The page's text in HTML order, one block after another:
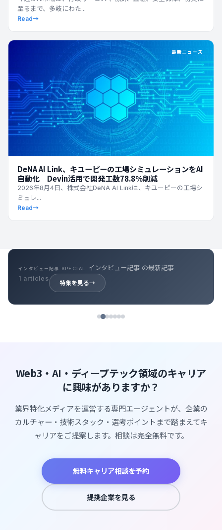
至るまで、多岐にわた...
Read→
最新ニュース
DeNA AI Link、キユーピーの工場シミュレーションをAI
自動化 Devin活用で開発工数78.8％削減
2026年8月4日、株式会社DeNA AI Linkは、キユーピーの工場シ
ミュレ...
Read→
インタビュー記事 SPECIAL インタビュー記事 の最新記事
1 articles
特集を見る→
Web3・AI・ディープテック領域のキャリア
に興味がありますか？
業界特化メディアを運営する専門エージェントが、企業の
カルチャー・技術スタック・選考ポイントまで踏まえてキ
ャリアをご提案します。相談は完全無料です。
無料キャリア相談を予約
提携企業を見る